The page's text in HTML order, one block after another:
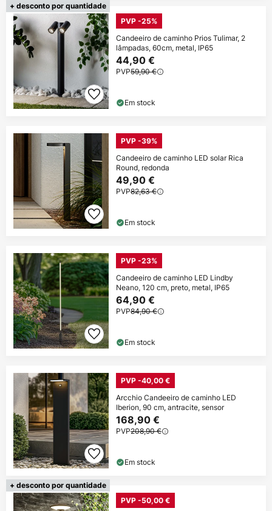
+ desconto por quantidade
PVP -25%
Candeeiro de caminho Prios Tulimar, 2
lâmpadas, 60cm, metal, IP65
44,90 €
PVP59,90 €
Em stock
PVP -39%
Candeeiro de caminho LED solar Rica
Round, redonda
49,90 €
PVP82,63 €
Em stock
PVP -23%
Candeeiro de caminho LED Lindby
Neano, 120 cm, preto, metal, IP65
64,90 €
PVP84,90 €
Em stock
PVP -40,00 €
Arcchio Candeeiro de caminho LED
Iberion, 90 cm, antracite, sensor
168,90 €
PVP208,90 €
Em stock
+ desconto por quantidade
PVP -50,00 €